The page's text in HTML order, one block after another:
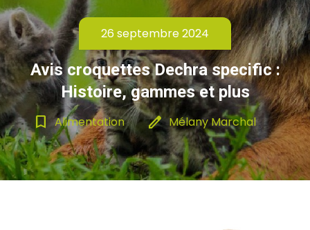
26 septembre 2024
Avis croquettes Dechra specific :
Histoire, gammes et plus
bookmark_border Alimentation edit Mélany Marchal